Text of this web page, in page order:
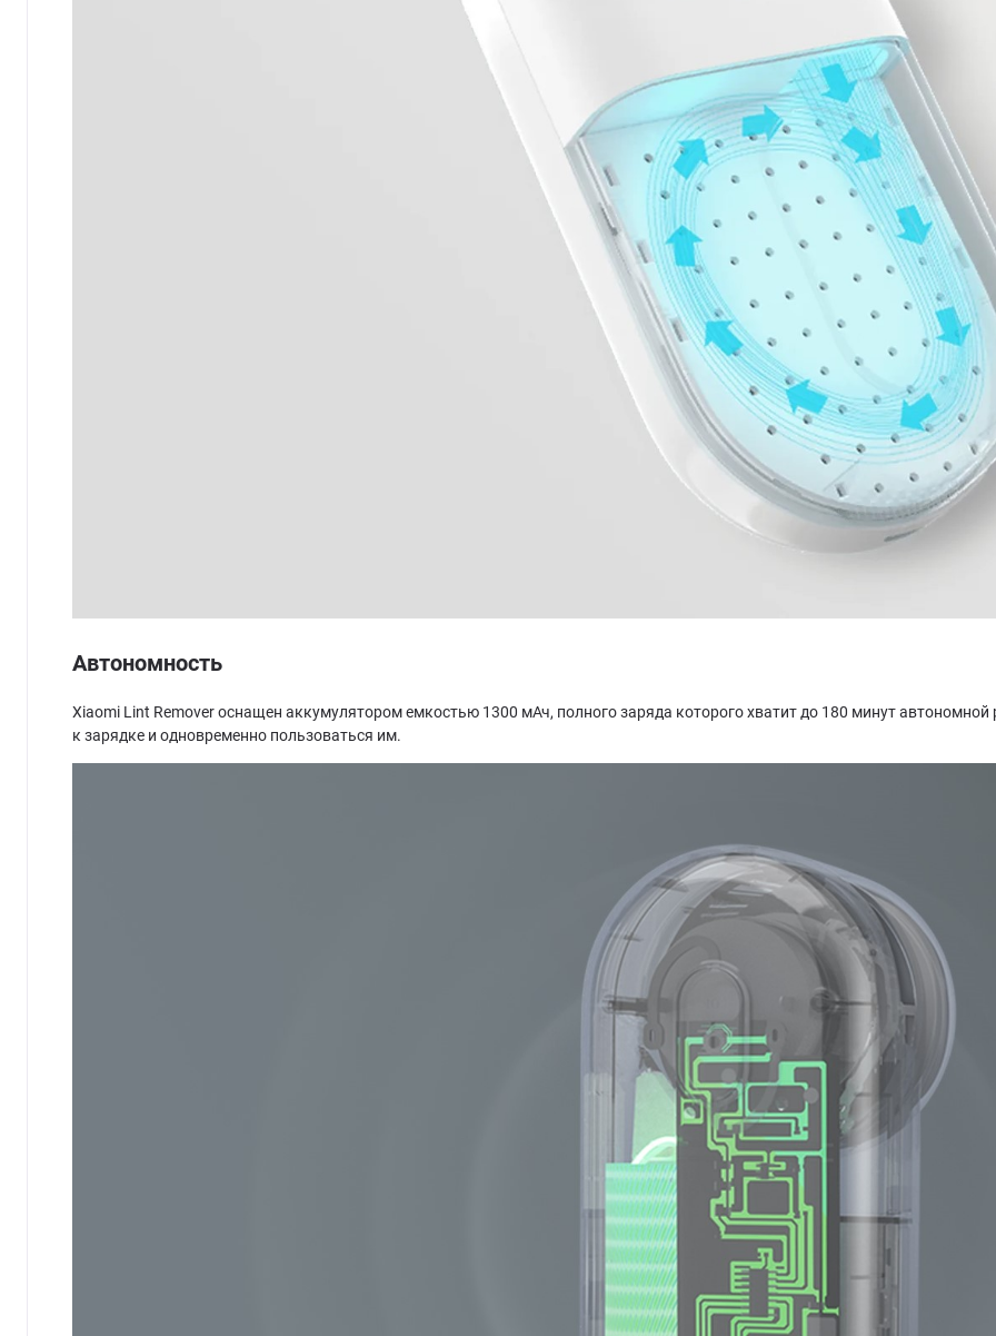
Автономность
Xiaomi Lint Remover оснащен аккумулятором емкостью 1300 мАч, полного заряда которого хватит до 180 минут
к зарядке и одновременно пользоваться им.